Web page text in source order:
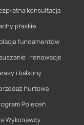
konsultacja
płaskie
fundamentów
i renowacje
i balkony
hurtowa
Poleceń
Wykonawcy